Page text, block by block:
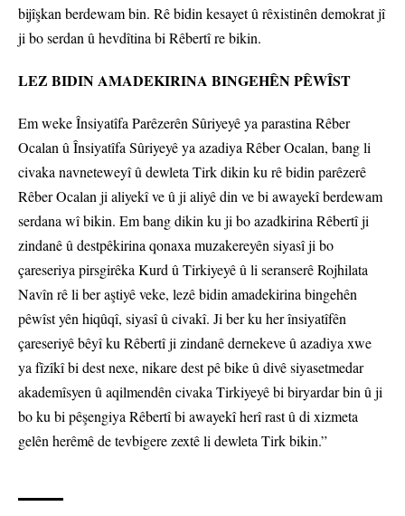
bijîşkan berdewam bin. Rê bidin kesayet û rêxistinên demokrat jî
ji bo serdan û hevdîtina bi Rêbertî re bikin.
LEZ BIDIN AMADEKIRINA BINGEHÊN PÊWÎST
Em weke Însiyatîfa Parêzerên Sûriyeyê ya parastina Rêber
Ocalan û Însiyatîfa Sûriyeyê ya azadiya Rêber Ocalan, bang li
civaka navneteweyî û dewleta Tirk dikin ku rê bidin parêzerê
Rêber Ocalan ji aliyekî ve û ji aliyê din ve bi awayekî berdewam
serdana wî bikin. Em bang dikin ku ji bo azadkirina Rêbertî ji
zindanê û destpêkirina qonaxa muzakereyên siyasî ji bo
çareseriya pirsgirêka Kurd û Tirkiyeyê û li seranserê Rojhilata
Navîn rê li ber aştiyê veke, lezê bidin amadekirina bingehên
pêwîst yên hiqûqî, siyasî û civakî. Ji ber ku her însiyatîfên
çareseriyê bêyî ku Rêbertî ji zindanê dernekeve û azadiya xwe
ya fîzîkî bi dest nexe, nikare dest pê bike û divê siyasetmedar
akademîsyen û aqilmendên civaka Tirkiyeyê bi biryardar bin û ji
bo ku bi pêşengiya Rêbertî bi awayekî herî rast û di xizmeta
gelên herêmê de tevbigere zextê li dewleta Tirk bikin.”